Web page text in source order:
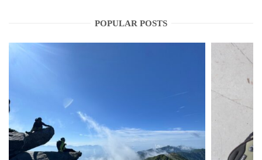
POPULAR POSTS